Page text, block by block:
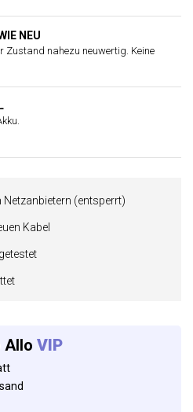
NEU
Zustand nahezu neuwertig. Keine
(entsperrt)
Kabel
Allo VIP